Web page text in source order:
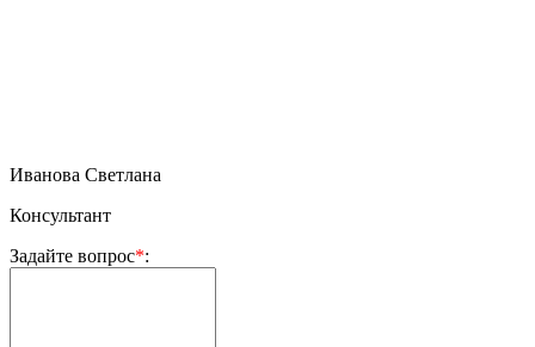
Иванова Светлана
Консультант
Задайте вопрос*: